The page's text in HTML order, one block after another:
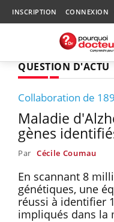
INSCRIPTION CONNEXION
QUESTION D'ACTU
Collaboration de
Maladie
gènes
Par Cécile Coumau
En scannant 8
génétiques, une
réussi à identifier
impliqués dans la